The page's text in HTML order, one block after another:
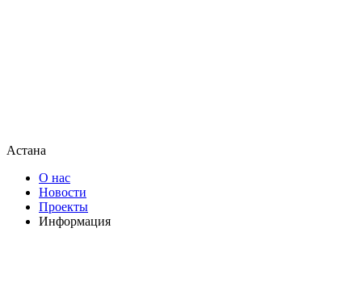
Астана
О нас
Новости
Проекты
Информация